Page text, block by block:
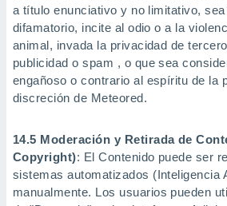
a título enunciativo y no limitativo,
difamatorio, incite al odio o a la
animal, invada la privacidad de
publicidad o spam , o que sea
engañoso o contrario al espíritu de la
discreción de Meteored.
14.5 Moderación y Retirada de
Copyright): El Contenido puede ser
sistemas automatizados (Inteligencia
manualmente. Los usuarios pueden